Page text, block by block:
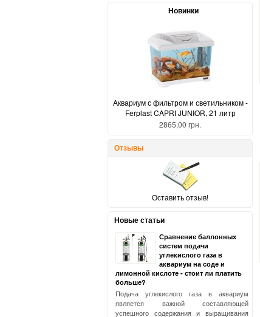
Новинки
Аквариум с фильтром и светильником -
Ferplast CAPRI JUNIOR, 21 литр
2865,00 грн.
Отзывы
Оставить отзыв!
Новые статьи
Сравнение баллонных
систем подачи
углекислого газа в
аквариум на соде и
лимонной кислоте - стоит ли платить
больше?
Подача углекислого газа в аквариум
является важной составляющей
успешного содержания и выращивания